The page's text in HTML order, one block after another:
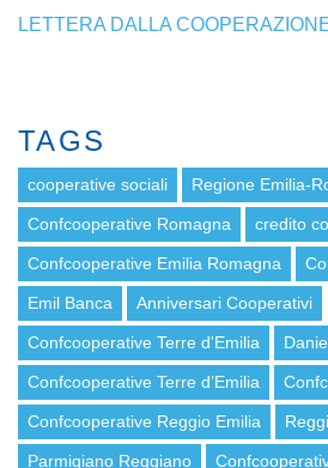
LETTERA DALLA
TAGS
cooperative sociali Regione Emilia-
Confcooperative Romagna credito
Confcooperative Emilia Romagna
Emil Banca Anniversari Cooperativi
Confcooperative Terre d'Emilia
Confcooperative Terre d’Emilia
Confcooperative Reggio Emilia
Parmigiano Reggiano